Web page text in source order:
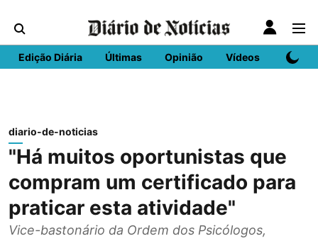
Edição Diária Últimas Opinião Vídeos DN
diario-de-noticias
"Há muitos oportunistas que
compram um certificado para
praticar esta atividade"
Vice-bastonário da Ordem dos Psicólogos,